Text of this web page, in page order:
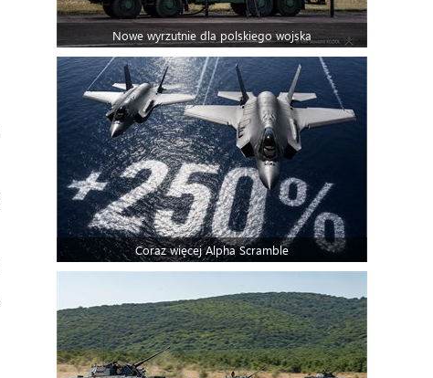
Nowe wyrzutnie dla polskiego wojska
Coraz więcej Alpha Scramble